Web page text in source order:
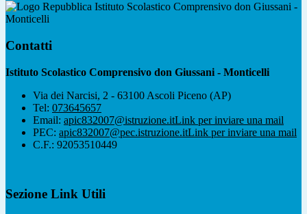
Istituto Scolastico Comprensivo don Giussani -
Monticelli
Contatti
Istituto Scolastico Comprensivo don Giussani - Monticelli
Via dei Narcisi, 2 - 63100 Ascoli Piceno (AP)
Tel: 073645657
Email: apic832007@istruzione.itLink per inviare una mail
PEC: apic832007@pec.istruzione.itLink per inviare una mail
C.F.: 92053510449
Sezione Link Utili